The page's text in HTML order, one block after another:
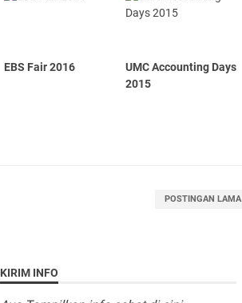
EBS Fair 2016
UMC Accounting Days
2015
POSTINGAN LAMA
KIRIM INFO